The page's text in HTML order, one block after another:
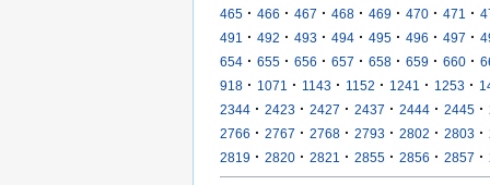
465 · 466 · 467 · 468 · 469 · 470 · 471 ·
491
· 492 · 493 · 494 · 495 · 496 · 497 ·
654 · 655 · 656 · 657 · 658 · 659 · 660 ·
918 · 1071 · 1143 · 1152 · 1241 · 1253 ·
2344 · 2423 · 2427 · 2437 · 2444 · 2445 ·
2766 · 2767 · 2768 · 2793 · 2802 · 2803 ·
2819 · 2820 · 2821 · 2855 · 2856 · 2857 ·